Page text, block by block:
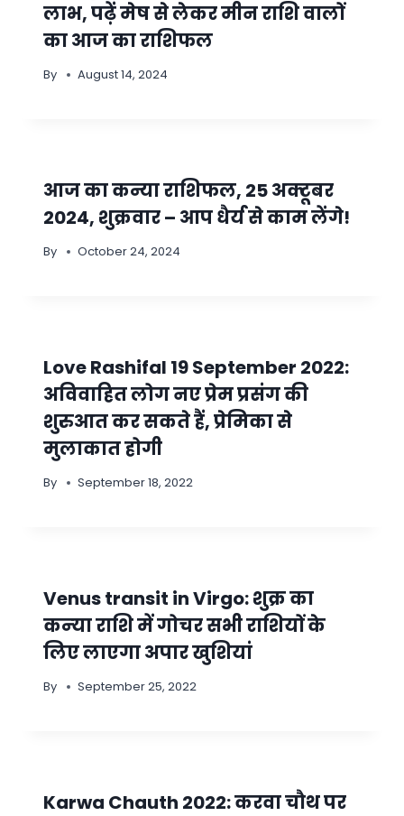
लाभ, पढ़ें मेष से लेकर मीन राशि वालों
का आज का राशिफल
By August 14, 2024
आज का कन्या राशिफल, 25 अक्टूबर
2024, शुक्रवार – आप धैर्य से काम लेंगे!
By October 24, 2024
Love Rashifal 19 September 2022:
अविवाहित लोग नए प्रेम प्रसंग की
शुरुआत कर सकते हैं, प्रेमिका से
मुलाकात होगी
By September 18, 2022
Venus transit in Virgo: शुक्र का
कन्‍या राशि में गोचर सभी राशियों के
लिए लाएगा अपार खुशियां
By September 25, 2022
Karwa Chauth 2022: करवा चौथ पर